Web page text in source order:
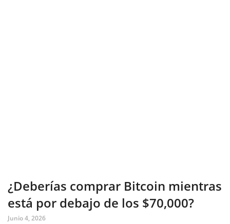
¿Deberías comprar Bitcoin mientras
está por debajo de los $70,000?
Junio 4, 2026